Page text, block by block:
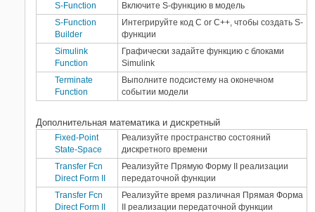
S-Function
Включите S-функцию в модель
S-Function
Builder
Интегрируйте код C or C++, чтобы создать S-
функции
Simulink
Function
Графически задайте функцию с блоками
Simulink
Terminate
Function
Выполните подсистему на оконечном
событии модели
Дополнительная математика и дискретный
Fixed-Point
State-Space
Реализуйте пространство состояний
дискретного времени
Transfer Fcn
Direct Form II
Реализуйте Прямую Форму II реализации
передаточной функции
Transfer Fcn
Direct Form II
Реализуйте время различная Прямая Форма
II реализации передаточной функции